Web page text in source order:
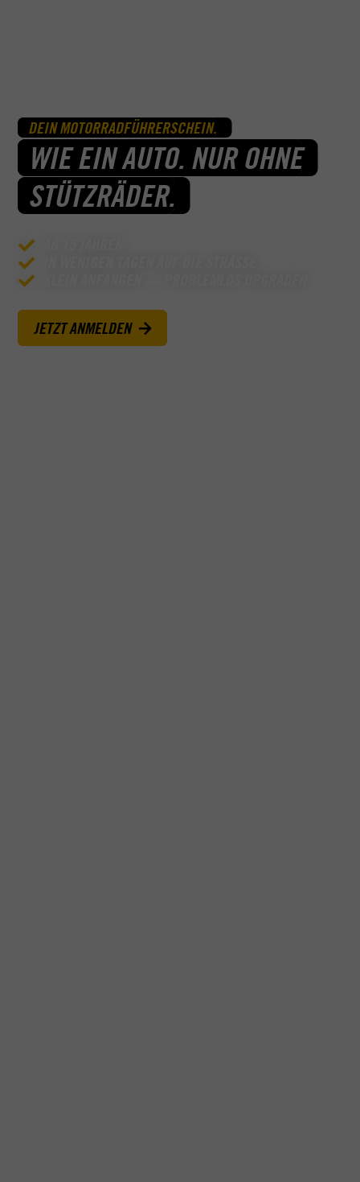
DEIN MOTORRADFÜHRERSCHEIN.
WIE EIN AUTO. NUR OHNE
STÜTZRÄDER.
JETZT ANMELDEN